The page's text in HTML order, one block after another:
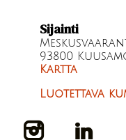
Sijainti
93800
Kartta
Luotettava